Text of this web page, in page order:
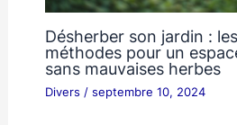
Désherber son jardin :
méthodes pour un
sans mauvaises herbes
Divers / septembre 10, 2024